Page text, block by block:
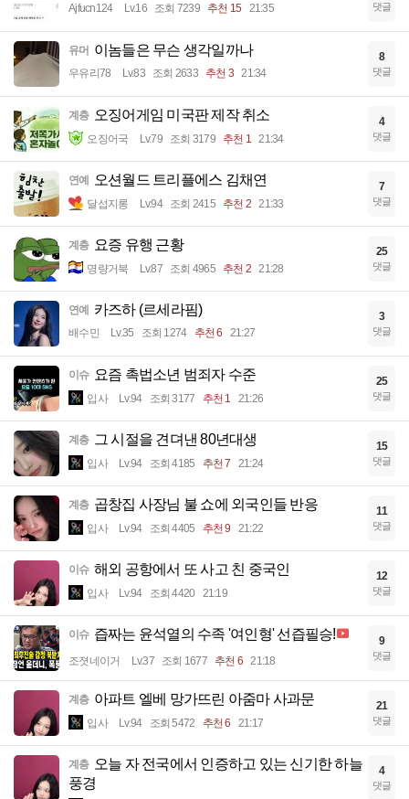
Ajfucn124 Lv.16 조회 7239 추천 15 21:35 댓글
유머 이놈들은 무슨 생각일까나
우유리78 Lv.83 조회 2633 추천 3 21:34
8
댓글
계층 오징어게임 미국판 제작 취소
오징어국 Lv.79 조회 3179 추천 1 21:34
4
댓글
연예 오션월드 트리플에스 김채연
달섭지롱 Lv.94 조회 2415 추천 2 21:33
7
댓글
계층 요증 유행 근황
명량거북 Lv.87 조회 4965 추천 2 21:28
25
댓글
연예 카즈하 (르세라핌)
배수민 Lv.35 조회 1274 추천 6 21:27
3
댓글
이슈 요즘 촉법소년 범죄자 수준
입사 Lv.94 조회 3177 추천 1 21:26
25
댓글
계층 그 시절을 견뎌낸 80년대생
입사 Lv.94 조회 4185 추천 7 21:24
15
댓글
계층 곱창집 사장님 불 쇼에 외국인들 반응
입사 Lv.94 조회 4405 추천 9 21:22
11
댓글
이슈 해외 공항에서 또 사고 친 중국인
입사 Lv.94 조회 4420 21:19
12
댓글
이슈 즙짜는 윤석열의 수족 '여인형' 선즙필승!
조졋네이거 Lv.37 조회 1677 추천 6 21:18
9
댓글
계층 아파트 엘베 망가뜨린 아줌마 사과문
입사 Lv.94 조회 5472 추천 6 21:17
21
댓글
계층 오늘 자 전국에서 인증하고 있는 신기한 하늘
풍경
4
댓글